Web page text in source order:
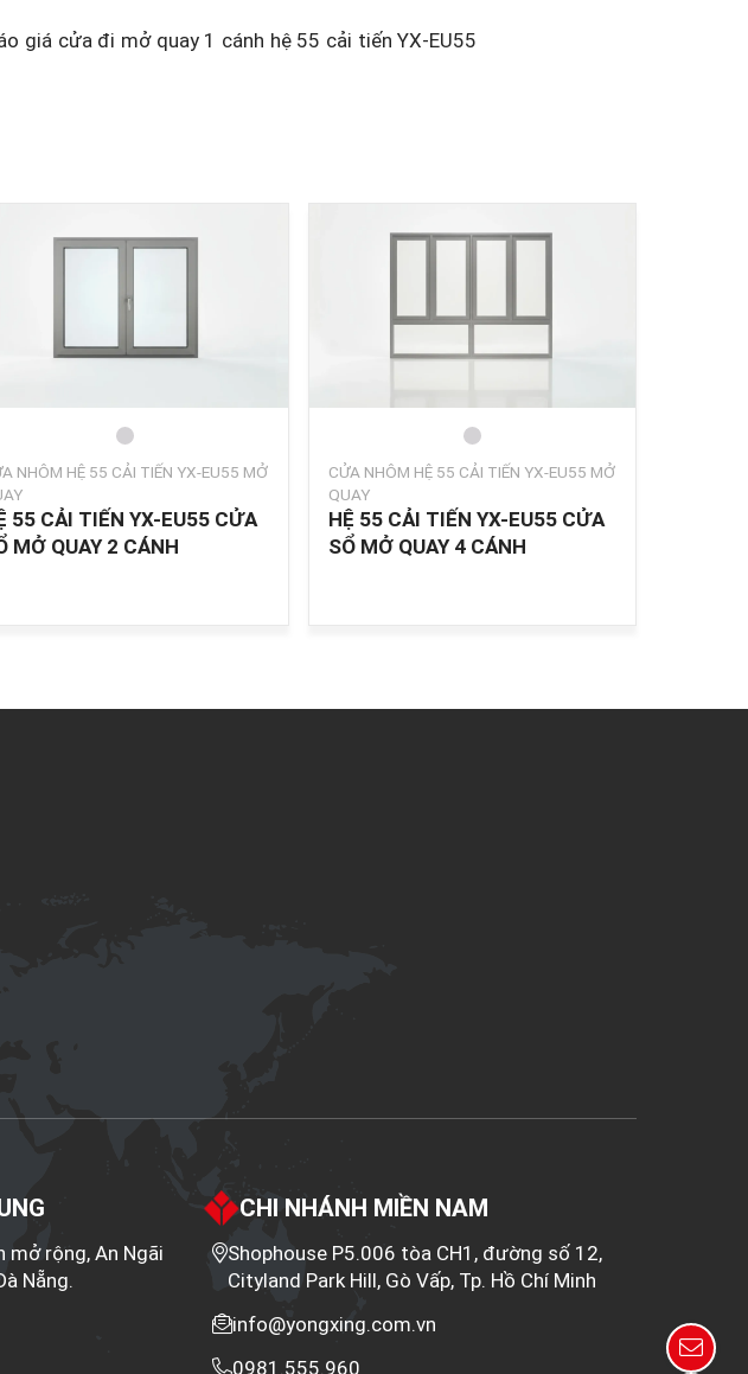
giá cửa đi mở quay 1 cánh hệ 55 cải tiến YX-EU55
NHÔM HỆ 55 CẢI TIẾN YX-EU55 MỞ
55 CẢI TIẾN YX-EU55 CỬA
MỞ QUAY 2 CÁNH
CỬA NHÔM HỆ 55 CẢI TIẾN YX-EU55 MỞ
QUAY
HỆ 55 CẢI TIẾN YX-EU55 CỬA
SỔ MỞ QUAY 4 CÁNH
mở rộng, An Ngãi
Nẵng.
CHI NHÁNH MIỀN NAM
Shophouse P5.006 tòa CH1, đường số 12,
Cityland Park Hill, Gò Vấp, Tp. Hồ Chí Minh
info@yongxing.com.vn
0981.555.960